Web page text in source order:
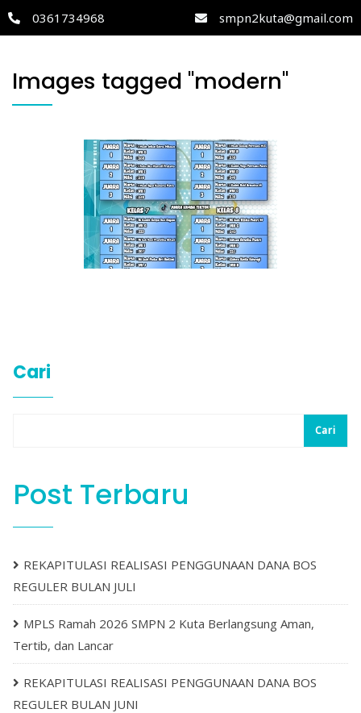
0361734968 smpn2kuta@gmail.com
Images tagged "modern"
Cari
Cari
Post Terbaru
REKAPITULASI REALISASI PENGGUNAAN DANA BOS
REGULER BULAN JULI
MPLS Ramah 2026 SMPN 2 Kuta Berlangsung Aman,
Tertib, dan Lancar
REKAPITULASI REALISASI PENGGUNAAN DANA BOS
REGULER BULAN JUNI